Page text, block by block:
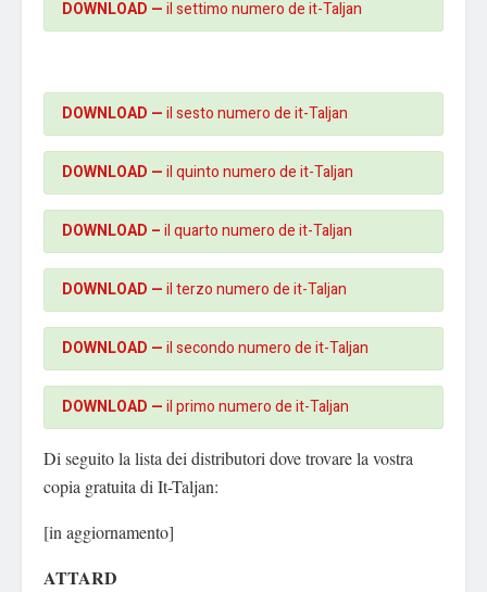
DOWNLOAD —il settimo numero de it-Taljan
DOWNLOAD —il sesto numero de it-Taljan
DOWNLOAD —il quinto numero de it-Taljan
DOWNLOAD –il quarto numero de it-Taljan
DOWNLOAD —il terzo numero de it-Taljan
DOWNLOAD —il secondo numero de it-Taljan
DOWNLOAD —il primo numero de it-Taljan
Di seguito la lista dei distributori dove trovare la vostra
copia gratuita di It-Taljan:
[in aggiornamento]
ATTARD